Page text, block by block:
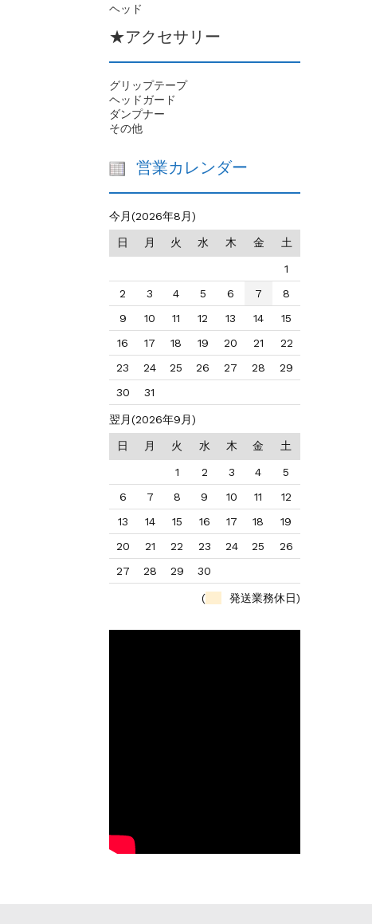
ヘッド
★アクセサリー
グリップテープ
ヘッドガード
ダンプナー
その他
営業カレンダー
今月(2026年8月)
日 月 火 水 木 金 土
1
2
3 4 5 6 7
8
9
10 11 12 13 14
15
16
17 18 19 20 21
22
23
24 25 26 27 28
29
30
31
翌月(2026年9月)
日 月 火 水 木 金 土
1 2 3 4
5
6
7 8 9 10 11
12
13
14 15 16 17 18
19
20
21 22 23 24 25
26
27
28 29 30
( 発送業務休日)